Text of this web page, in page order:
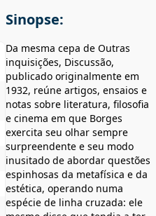
Sinopse:
Da mesma cepa de Outras
inquisições, Discussão,
publicado originalmente em
1932, reúne artigos, ensaios e
notas sobre literatura, filosofia
e cinema em que Borges
exercita seu olhar sempre
surpreendente e seu modo
inusitado de abordar questões
espinhosas da metafísica e da
estética, operando numa
espécie de linha cruzada: ele